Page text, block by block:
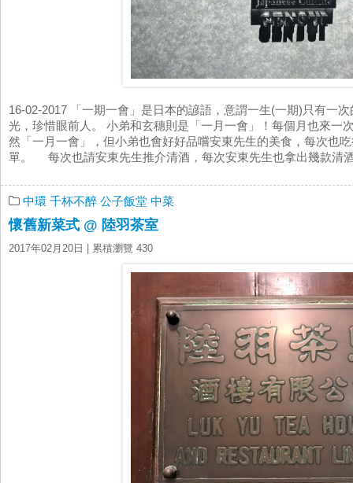
16-02-2017 「一期一會」是日本的諺語，意謂一生(一期)只有一
光，珍惜眼前人。 小弟和玄穗則是「一月一會」！每個月也來一
然「一月一會」，但小弟也會好好品嚐安東先生的美食，每次也
單。 每次也請安東先生推介清酒，每次安東先生也拿出幾款清
中環 千杯不醉 公子飯堂 中菜
懷舊新菜式 @ 陸羽茶室
2017年02月20日 | 累積瀏覽 430